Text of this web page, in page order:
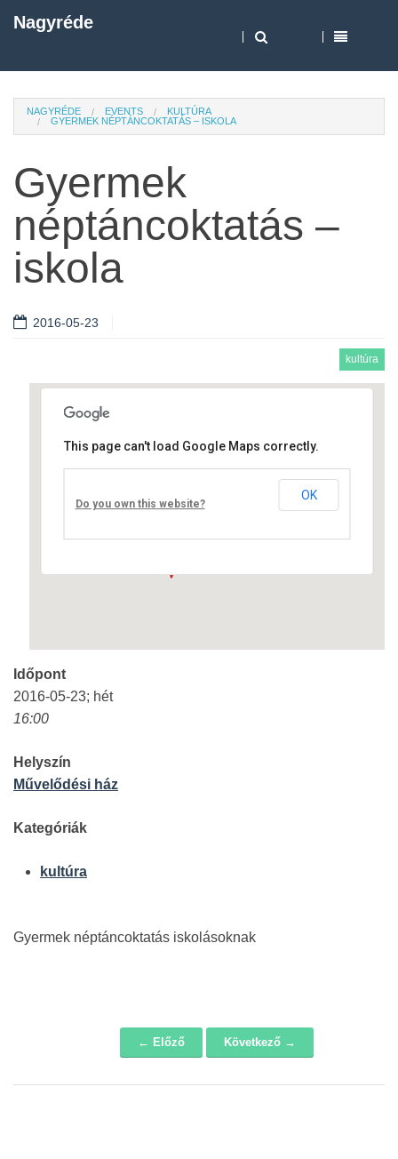
Nagyréde
NAGYRÉDE EVENTS
KULTÚRA
GYERMEK NÉPTÁNCOKTATÁS – ISKOLA
Gyermek
néptáncoktatás –
iskola
2016-05-23
kultúra
Művelődési ház
Fő út 8 - Nagyréde
This page can't load Google Maps correctly.
Do you own this website?
OK
Időpont
2016-05-23; hét
16:00
Helyszín
Művelődési ház
Kategóriák
kultúra
Gyermek néptáncoktatás iskolásoknak
← Előző Következő →